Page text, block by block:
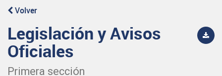
Volver
Legislación y Avisos
Oficiales
Primera sección